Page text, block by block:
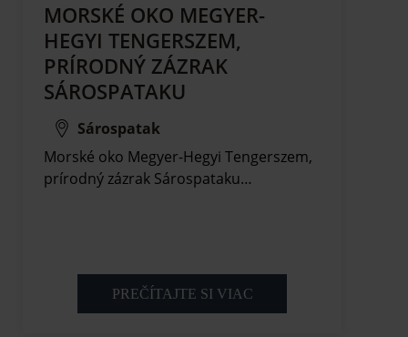
MORSKÉ OKO MEGYER-
HEGYI TENGERSZEM,
PRÍRODNÝ ZÁZRAK
SÁROSPATAKU
Sárospatak
Morské oko Megyer-Hegyi Tengerszem,
prírodný zázrak Sárospataku…
PREČÍTAJTE SI VIAC